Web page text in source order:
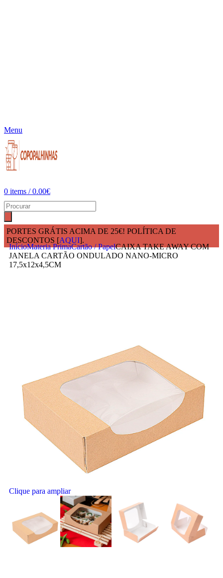
Menu
0 items / 0.00€
PORTES GRÁTIS ACIMA DE 25€! POLÍTICA DE
DESCONTOS [AQUI].
InícioMateria PrimaCartão / PapelCAIXA TAKE AWAY COM
JANELA CARTÃO ONDULADO NANO-MICRO
17,5x12x4,5CM
Clique para ampliar